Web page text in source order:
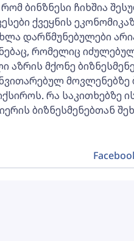
ბინზნესი ჩიხშია
ქვეყნის
დარწმუნებულები
რომელიც
აზრის მქონე
მოვლენებზე
რა საკითხებზე
ბიზნესმენებთან